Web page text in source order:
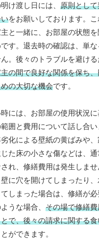
け渡し日には、 原則とし
をお願いしております。
と一緒に、お部屋の状態
す。退去時の確認は、単
。後々のトラブルを避ける
の間で良好な関係を保ち
の大切な機会です。
には、お部屋の使用状況
囲と費用について話し合い
化による壁紙の黄ばみや
た床の小さな傷などは、
れ、修繕費用は発生しませ
に穴を開けてしまったり
しまった場合は、修繕が必
うな場合、 その場で修繕
で、後々の請求に関する
ができます。